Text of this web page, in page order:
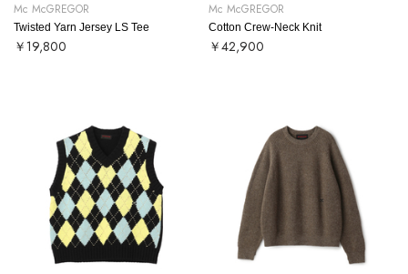
Mc McGREGOR
Twisted Yarn Jersey LS Tee
￥19,800
Mc McGREGOR
Cotton Crew-Neck Knit
￥42,900